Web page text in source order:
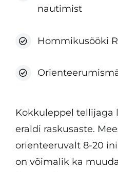
nautimist
Hommikusööki
Kokkuleppel tellijaga
eraldi raskusaste.
orienteeruvalt 8-20
on võimalik ka